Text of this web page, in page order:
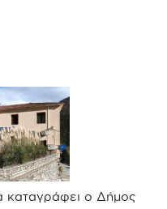
καταγράφει ο Δήμος